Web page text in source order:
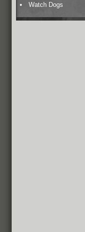
Watch Dogs